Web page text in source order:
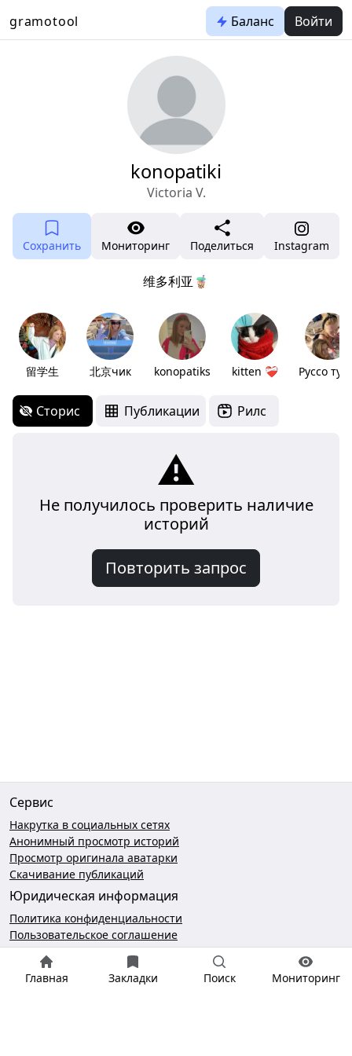
gramotool Баланс Войти
Главная Закладки Поиск Мониторинг
konopatiki
Victoria V.
Сохранить Мониторинг Поделиться Instagram
维多利亚🧋
留学生 北京чик konopatiks kitten ❤️‍🩹
Сторис Публикации Рилс
⚠️
Не получилось проверить наличие
историй
Повторить запрос
Сервис
Накрутка в социальных сетях
Анонимный просмотр историй
Просмотр оригинала аватарки
Скачивание публикаций
Юридическая информация
Политика конфиденциальности
Пользовательское соглашение
Безопасность платежей
Чат поддержки